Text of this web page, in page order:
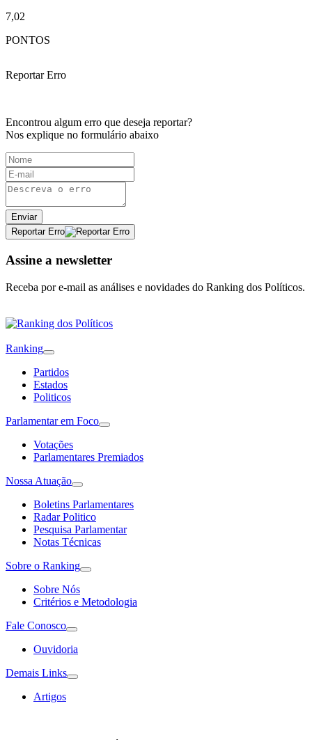
7,02
PONTOS
Reportar Erro
Encontrou algum erro que deseja reportar?
Nos explique no formulário abaixo
Enviar
Reportar Erro
Assine a newsletter
Receba por e-mail as análises e novidades do Ranking dos Políticos.
Ranking
Partidos
Estados
Politicos
Parlamentar em Foco
Votações
Parlamentares Premiados
Nossa Atuação
Boletins Parlamentares
Radar Politico
Pesquisa Parlamentar
Notas Técnicas
Sobre o Ranking
Sobre Nós
Critérios e Metodologia
Fale Conosco
Ouvidoria
Demais Links
Artigos